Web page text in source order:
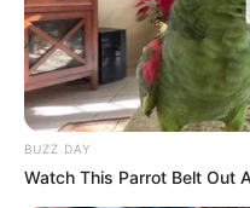
BUZZ DAY
Watch This Parrot Belt Out